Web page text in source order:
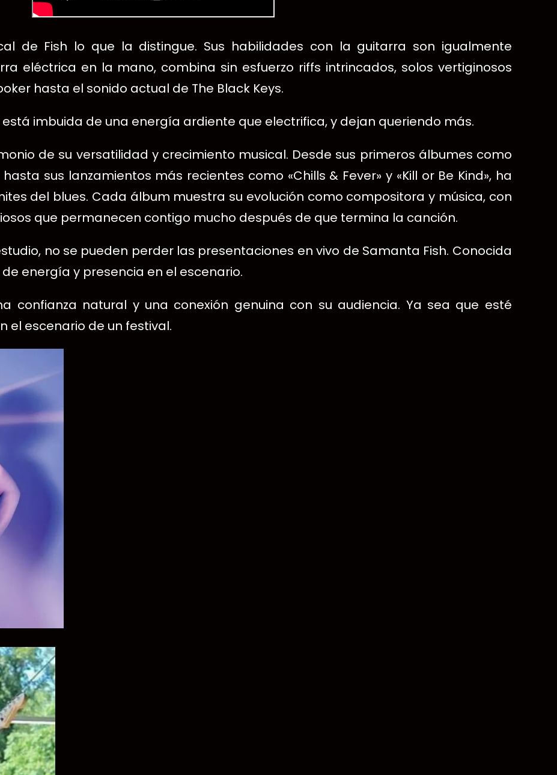
de Fish lo que la distingue. Sus habilidades con la guitarra son igualmente
eléctrica en la mano, combina sin esfuerzo riffs intrincados, solos vertiginosos
hasta el sonido actual de The Black Keys.
imbuida de una energía ardiente que electrifica, y dejan queriendo más.
de su versatilidad y crecimiento musical. Desde sus primeros álbumes como
hasta sus lanzamientos más recientes como «Chills & Fever» y «Kill or Be Kind», ha
del blues. Cada álbum muestra su evolución como compositora y música, con
que permanecen contigo mucho después de que termina la canción.
no se pueden perder las presentaciones en vivo de Samanta Fish. Conocida
energía y presencia en el escenario.
confianza natural y una conexión genuina con su audiencia. Ya sea que esté
el escenario de un festival.